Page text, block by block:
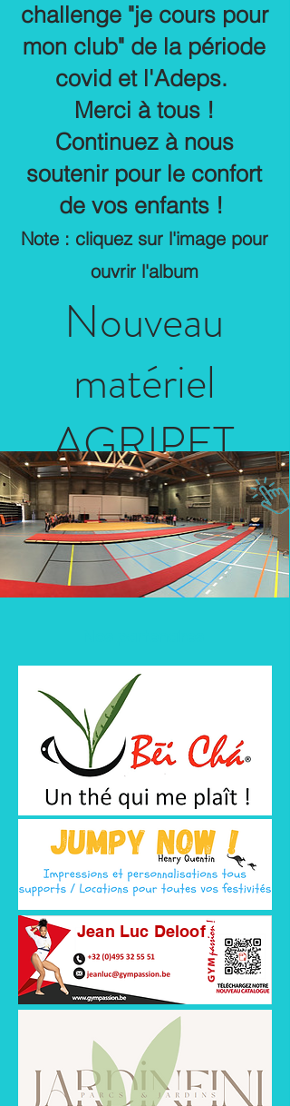
Nouveau
matériel
AGRIPET
Janvier 22 - Vente bics - "Je cours pour mon
club" - ADEPS
challenge "je cours pour
mon club" de la période
covid et l'Adeps.
Merci à tous !
Continuez à nous
soutenir pour le confort
de vos enfants !
Note : cliquez sur l'image pour
ouvrir l'album
Jean Luc Deloof